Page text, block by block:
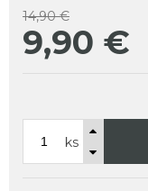
14,90 €
9,90 €
ks